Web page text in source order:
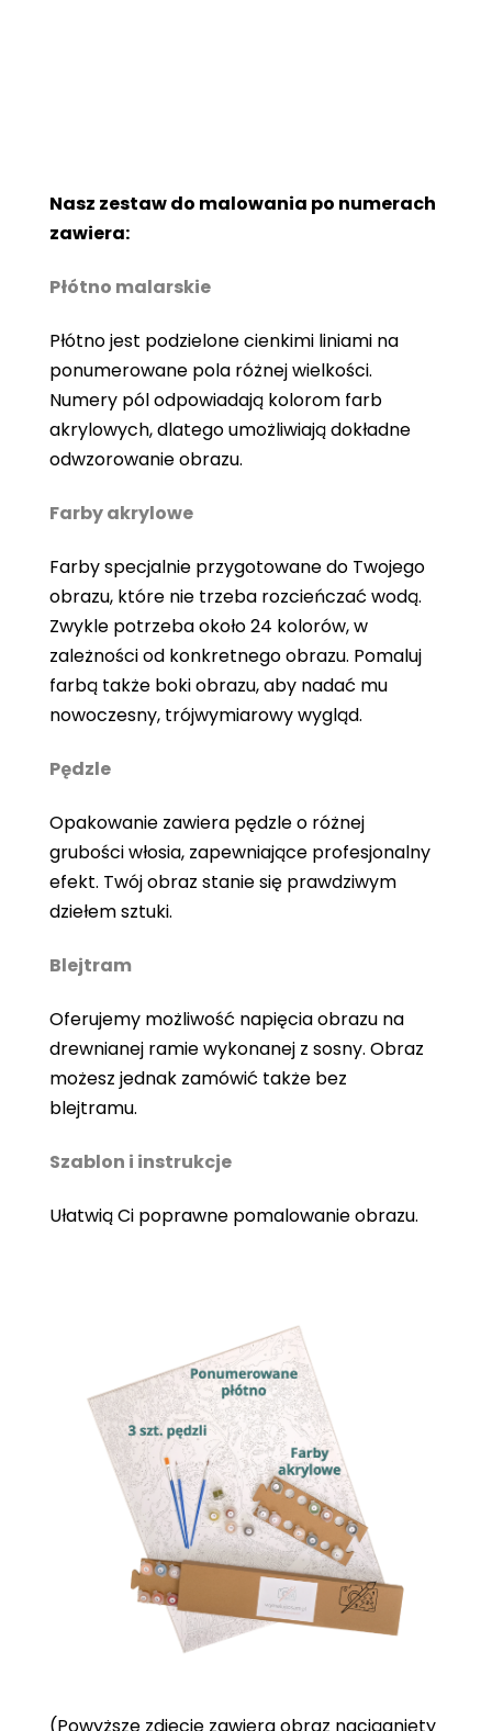
Nasz zestaw do malowania po numerach
zawiera:
Płótno malarskie
Płótno jest podzielone cienkimi liniami na
ponumerowane pola różnej wielkości.
Numery pól odpowiadają kolorom farb
akrylowych, dlatego umożliwiają dokładne
odwzorowanie obrazu.
Farby akrylowe
Farby specjalnie przygotowane do Twojego
obrazu, które nie trzeba rozcieńczać wodą.
Zwykle potrzeba około 24 kolorów, w
zależności od konkretnego obrazu. Pomaluj
farbą także boki obrazu, aby nadać mu
nowoczesny, trójwymiarowy wygląd.
Pędzle
Opakowanie zawiera pędzle o różnej
grubości włosia, zapewniające profesjonalny
efekt. Twój obraz stanie się prawdziwym
dziełem sztuki.
Blejtram
Oferujemy możliwość napięcia obrazu na
drewnianej ramie wykonanej z sosny. Obraz
możesz jednak zamówić także bez
blejtramu.
Szablon i instrukcje
Ułatwią Ci poprawne pomalowanie obrazu.
(Powyższe zdjęcie zawiera obraz naciągnięty